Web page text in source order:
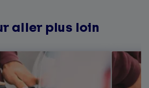
aller plus loin